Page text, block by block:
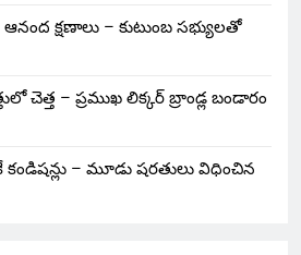
క్షణాలు – కుటుంబ సభ్యులతో
చెత్త – ప్రముఖ లిక్కర్ బ్రాండ్ల బండారం
కండిషన్లు – మూడు షరతులు విధించిన